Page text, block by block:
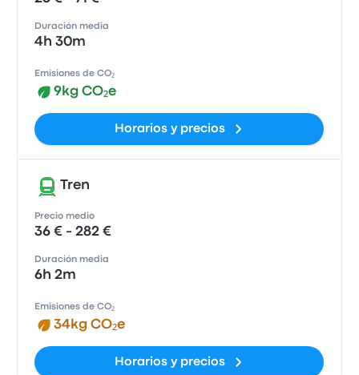
Duración media
4h 30m
Emisiones de CO₂
9kg CO₂e
Horarios y precios
Tren
Precio medio
36 € - 282 €
Duración media
6h 2m
Emisiones de CO₂
34kg CO₂e
Horarios y precios